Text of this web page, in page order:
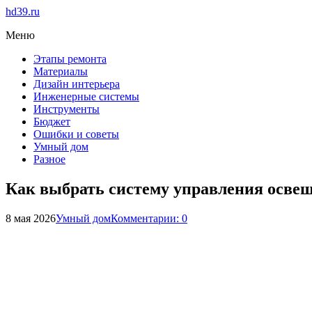
hd39.ru
Меню
Этапы ремонта
Материалы
Дизайн интерьера
Инженерные системы
Инструменты
Бюджет
Ошибки и советы
Умный дом
Разное
Как выбрать систему управления
8 мая 2026Умный домКомментарии: 0